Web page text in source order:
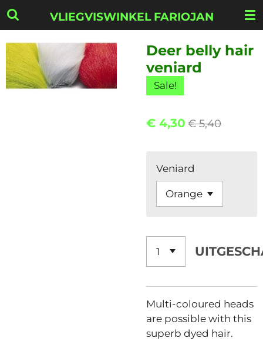
Ga
direct
naar
de
hoofdinhoud
VLIEGVISWINKEL FARIOJAN
Deer belly hair
veniard
Sale!
€ 4,30 € 5,40
Veniard
Multi-coloured heads
are possible with this
superb dyed hair.